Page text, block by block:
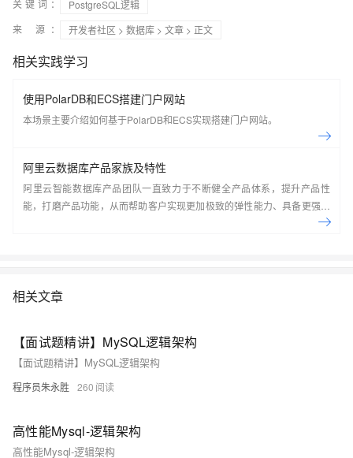
关键词：
PostgreSQL逻辑
来 源：
开发者社区 > 数据库 > 文章 > 正文
相关实践学习
使用PolarDB和ECS搭建门户网站
本场景主要介绍如何基于PolarDB和ECS实现搭建门户网站。
阿里云数据库产品家族及特性
阿里云智能数据库产品团队一直致力于不断健全产品体系，提升产品性
能，打磨产品功能，从而帮助客户实现更加极致的弹性能力、具备更强的
扩展能力、并利用云设施进一步降低企业成本。以云原生+分布式为核心
台，为阿里巴巴经济体以及各个行业的企业客户和开发者提供从公共云到
数据库产品家族及特性。
相关文章
【面试题精讲】MySQL逻辑架构
【面试题精讲】MySQL逻辑架构
程序员朱永胜 260
高性能Mysql-逻辑架构
高性能Mysql-逻辑架构